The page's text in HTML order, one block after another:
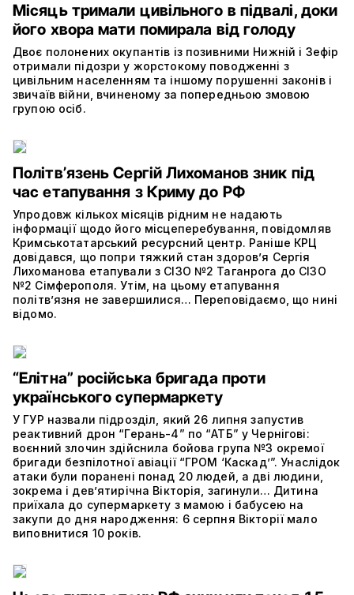
Місяць тримали цивільного в підвалі, доки
його хвора мати помирала від голоду
Двоє полонених окупантів із позивними Нижній і Зефір
отримали підозри у жорстокому поводженні з
цивільним населенням та іншому порушенні законів і
звичаїв війни, вчиненому за попередньою змовою
групою осіб.
Політвʼязень Сергій Лихоманов зник під
час етапування з Криму до РФ
Упродовж кількох місяців рідним не надають
інформації щодо його місцеперебування, повідомляв
Кримськотатарський ресурсний центр. Раніше КРЦ
довідався, що попри тяжкий стан здоров’я Сергія
Лихоманова етапували з СІЗО №2 Таганрога до СІЗО
№2 Сімферополя. Утім, на цьому етапування
політвʼязня не завершилися… Переповідаємо, що нині
відомо.
“Елітна” російська бригада проти
українського супермаркету
У ГУР назвали підрозділ, який 26 липня запустив
реактивний дрон “Герань-4” по “АТБ” у Чернігові:
воєнний злочин здійснила бойова група №3 окремої
бригади безпілотної авіації “ГРОМ ‘Каскад’”. Унаслідок
атаки були поранені понад 20 людей, а дві людини,
зокрема і дев’ятирічна Вікторія, загинули… Дитина
приїхала до супермаркету з мамою і бабусею на
закупи до дня народження: 6 серпня Вікторії мало
виповнитися 10 років.